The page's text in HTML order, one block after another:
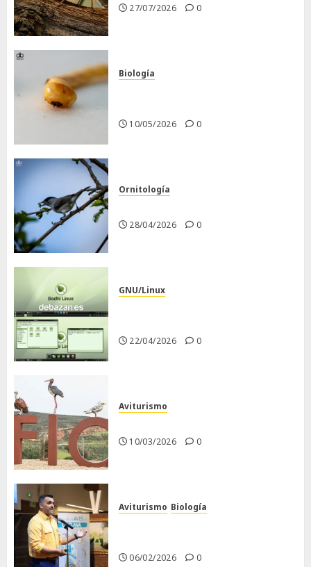
27/07/2026 0
Biología
10/05/2026 0
Ornitología
28/04/2026 0
GNU/Linux
22/04/2026 0
Aviturismo
10/03/2026 0
Aviturismo Biología
06/02/2026 0